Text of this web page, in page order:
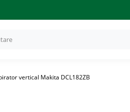
vertical Makita DCL182ZB